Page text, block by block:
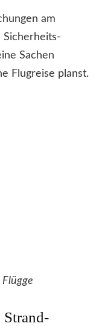
am
Sicherheits-
Sachen
Flugreise planst.
Strand-